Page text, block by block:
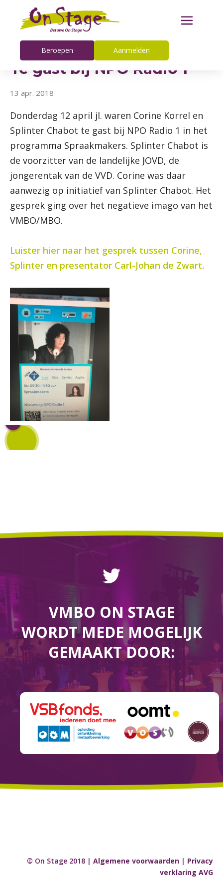
Beroepen Aanmelden
Te gast bij NPO Radio 1
13 apr. 2018
Donderdag 12 april jl. waren Corine Korrel en
Splinter Chabot te gast bij NPO Radio 1 in het
programma Spraakmakers. Splinter Chabot is
de voorzitter van de landelijke JOVD, de
jongerentak van de VVD. Corine was daar
aanwezig op initiatief van Splinter Chabot. Het
gesprek ging over het negatieve imago van het
VMBO/MBO.
Luister hier naar het gesprek tussen Corine,
Splinter en presentator Carl-Johan de Zwart.
VMBO ON STAGE
WORDT MEDE MOGELIJK
GEMAAKT DOOR:
© On Stage 2018 | Algemene voorwaarden | Privacy
verklaring AVG